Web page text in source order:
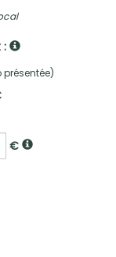
:
présentée)
€